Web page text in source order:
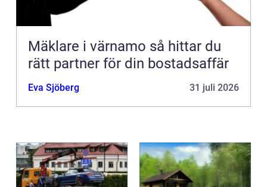
Mäklare i värnamo så hittar du
rätt partner för din bostadsaffär
Eva Sjöberg 31 juli 2026